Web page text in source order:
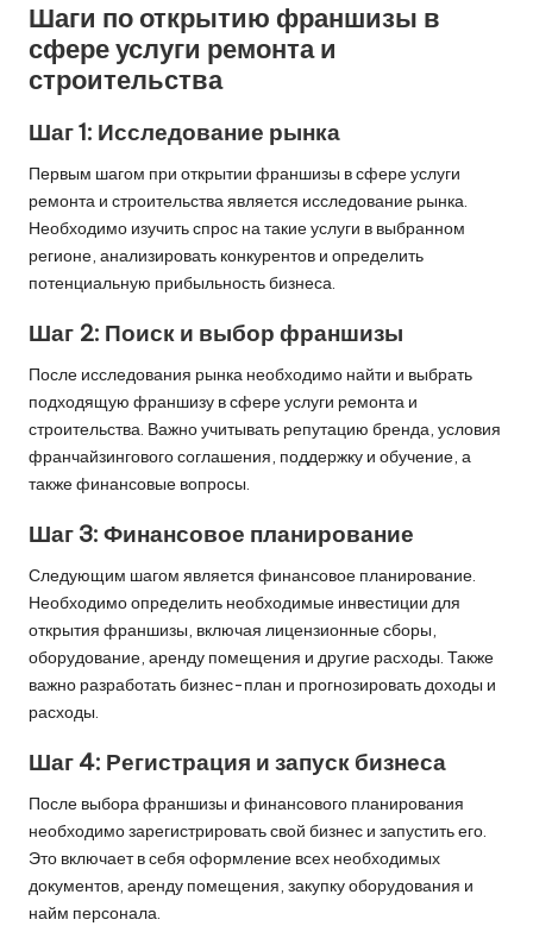
Шаги по открытию франшизы в
сфере услуги ремонта и
строительства
Шаг 1: Исследование рынка
Первым шагом при открытии франшизы в сфере услуги
ремонта и строительства является исследование рынка.
Необходимо изучить спрос на такие услуги в выбранном
регионе, анализировать конкурентов и определить
потенциальную прибыльность бизнеса.
Шаг 2: Поиск и выбор франшизы
После исследования рынка необходимо найти и выбрать
подходящую франшизу в сфере услуги ремонта и
строительства. Важно учитывать репутацию бренда, условия
франчайзингового соглашения, поддержку и обучение, а
также финансовые вопросы.
Шаг 3: Финансовое планирование
Следующим шагом является финансовое планирование.
Необходимо определить необходимые инвестиции для
открытия франшизы, включая лицензионные сборы,
оборудование, аренду помещения и другие расходы. Также
важно разработать бизнес-план и прогнозировать доходы и
расходы.
Шаг 4: Регистрация и запуск бизнеса
После выбора франшизы и финансового планирования
необходимо зарегистрировать свой бизнес и запустить его.
Это включает в себя оформление всех необходимых
документов, аренду помещения, закупку оборудования и
найм персонала.